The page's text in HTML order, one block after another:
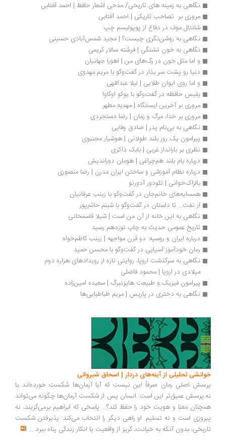
نگاهی به زمینه های تاریخی/ مدحی اشعار حافظ | احمد آفتابی
مروری بر  تصاحب تاریکی | احمد آفتابی
شانتال موف در دفاع از پوپولیسم چپ
نگاهی به روشن‌نگری چیست؟ | مجید شمس‌آبادی حسینی
نگاهی به خون تشنگی | فرشته سالار کریمی
و اما مثل خون در رگ‌های من | اهورا جهانیان
دنیا رو پشت سر بذار در گفت‌وگو با مریم مهدوی
و اما روی ایوان طلایی | لیلا عبداللهی
پلیس حافظه در گفت‌وگو با یوکو اوگاوا
مروری بر آخرین ایستگاه | مهدیه مطهر
مروری بر خدا، مرگ و زمان | رضا دستجردی
نگاهی به بی‌نام پدر | صادق وفایی
پیرامون یک روز بلند طولانی | هوشیار مجتبوی
نظری بر بارانداز غربی | بابک ذاکری
درباره بام بلند هم‌چراغی | هومان دوراندیش
درباره نظام آموزشی و ساختن ایران مدرن | رضا منصوری
بالزاک‌خوانی | تئودور آدورنو
همسایه‌های خانم‌جان در گفت‌وگو با زینب عرفانیان
از نفت... تا داستان در گفت‌وگو با شبنم حاتم‌پور
نگاهی به این خانه از آن من است | شیلا قاسمخانی
تاریخ عمومی حدیث به چاپ نوزدهم رسید
درباره ایران و روسیه: دو قرن مواجهه | زینب کاظم‌خواه
رمان خودآموز آسیایی در گفت‌وگو با محسن حمید
نگاهی به سرگذشت اروپا، روایتی تازه از رویدادهای هزاره دوم
میلادی در اروپا | محمود فاضلی
پیرامون فیزیک و طبیعت هایزنبرگ | سعیده امین‌زاده
نگاهی به دختری در پاریس | مریم طباطبایی‌ها
تحلیلی از آینه‌های دردار | اسحاق شیروانی
اصلی رمان صرفاً این نیست که آیا آرمان‌ها شکست خورده‌اند یا
عمیق‌تر این است: انسان پس از شکست آرمان‌ها چگونه می‌تواند
معنا و هویت خود را حفظ کند؟... پاسخی که ابراهیم برمی‌گزیند، نه
است و نه تسلیم. او راهی دیگر را انتخاب می‌کند: پذیرفتن شکست
بدون آنکه به خیانت، گریز از واقعیت یا انکار زندگی پناه ببرد...